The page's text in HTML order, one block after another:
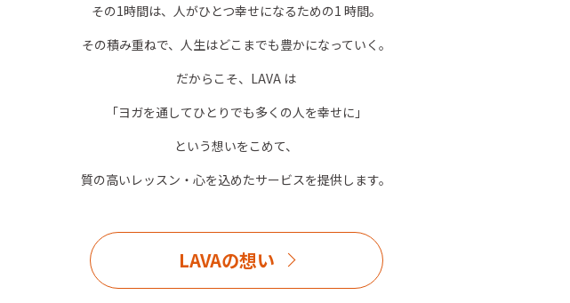
その1時間は、人がひとつ幸せになるための1 時間。
その積み重ねで、人生はどこまでも豊かになっていく。
だからこそ、LAVA は
「ヨガを通してひとりでも多くの人を幸せに」
という想いをこめて、
質の高いレッスン・心を込めたサービスを提供します。
LAVAの想い